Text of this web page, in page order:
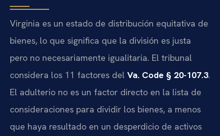
Virginia es un estado de distribución equitativa de
bienes, lo que significa que la división es justa
pero no necesariamente igualitaria. El tribunal
considera los 11 factores del Va. Code § 20-107.3.
El adulterio no es un factor directo en la lista de
consideraciones para dividir los bienes, a menos
que haya resultado en un desperdicio de activos